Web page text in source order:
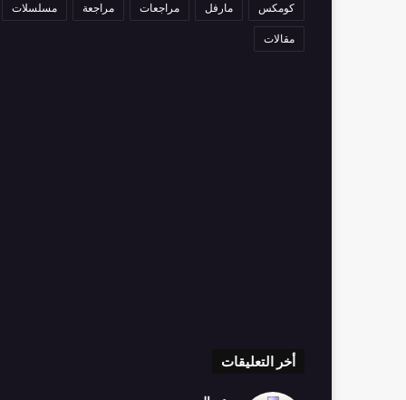
كومكس مارفل مراجعات مراجعة مسلسلات
مقالات
أخر التعليقات